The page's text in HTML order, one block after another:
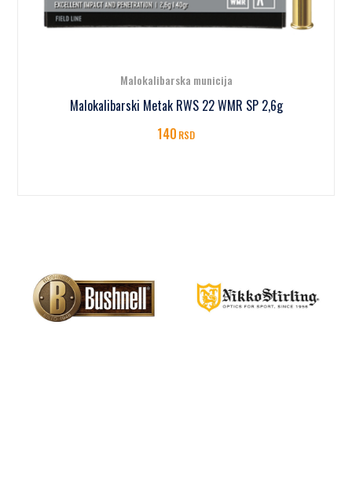
Malokalibarska municija
Malokalibarski Metak RWS 22 WMR SP 2,6g
140RSD